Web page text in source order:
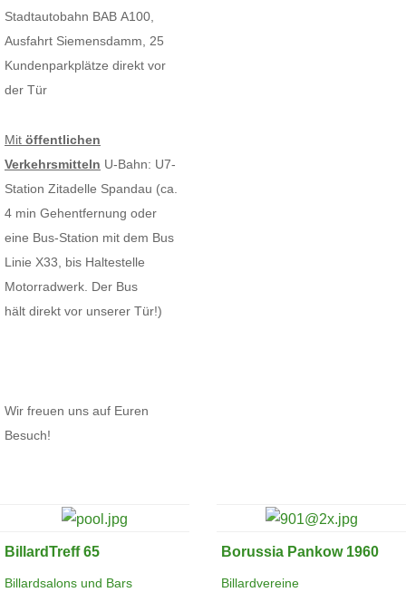
Stadtautobahn BAB A100,
Ausfahrt Siemensdamm, 25
Kundenparkplätze direkt vor
der Tür
Mit öffentlichen
Verkehrsmitteln U-Bahn: U7-
Station Zitadelle Spandau (ca.
4 min Gehentfernung oder
eine Bus-Station mit dem Bus
Linie X33, bis Haltestelle
Motorradwerk. Der Bus
hält direkt vor unserer Tür!)
Wir freuen uns auf Euren
Besuch!
BillardTreff 65
Billardsalons und Bars
Borussia Pankow 1960
Billardvereine